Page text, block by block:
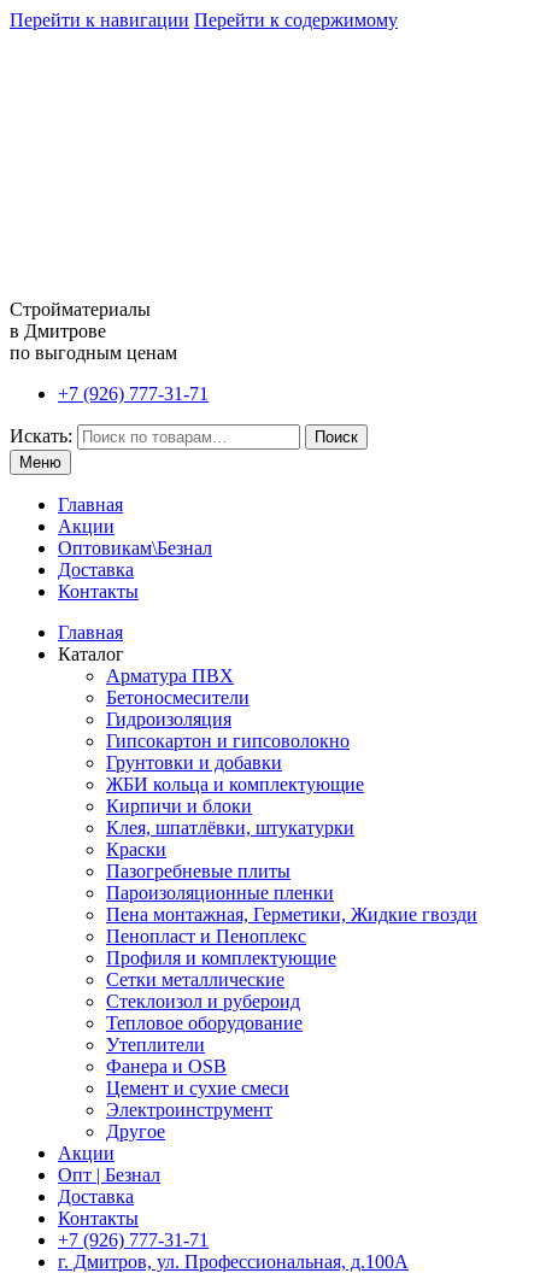
Перейти к навигации Перейти к содержимому
Стройматериалы
в Дмитрове
по выгодным ценам
+7 (926) 777-31-71
Искать:
Поиск
Меню
Главная
Акции
Оптовикам\Безнал
Доставка
Контакты
Главная
Каталог
Арматура ПВХ
Бетоносмесители
Гидроизоляция
Гипсокартон и гипсоволокно
Грунтовки и добавки
ЖБИ кольца и комплектующие
Кирпичи и блоки
Клея, шпатлёвки, штукатурки
Краски
Пазогребневые плиты
Пароизоляционные пленки
Пена монтажная, Герметики, Жидкие гвозди
Пенопласт и Пеноплекс
Профиля и комплектующие
Сетки металлические
Стеклоизол и рубероид
Тепловое оборудование
Утеплители
Фанера и OSB
Цемент и сухие смеси
Электроинструмент
Другое
Акции
Опт | Безнал
Доставка
Контакты
+7 (926) 777-31-71
г. Дмитров, ул. Профессиональная, д.100А